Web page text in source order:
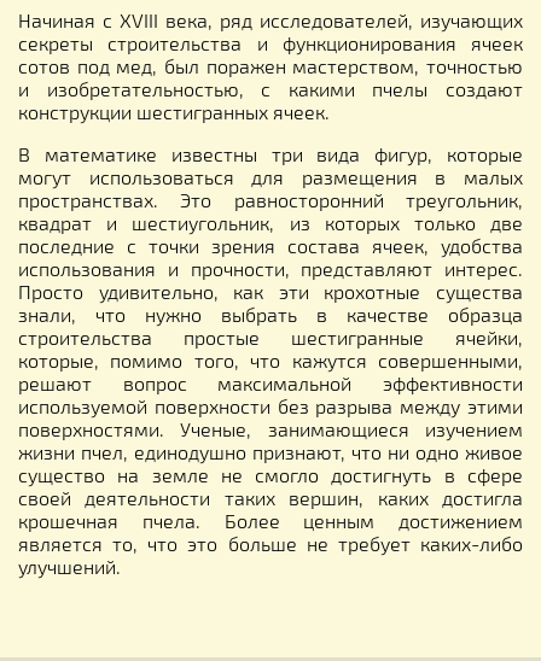
Начиная с XVIII века, ряд исследователей, изучающих
секреты строительства и функционирования ячеек
сотов под мед, был поражен мастерством, точностью
и изобретательностью, с какими пчелы создают
конструкции шестигранных ячеек.
В математике известны три вида фигур, которые
могут использоваться для размещения в малых
пространствах. Это равносторонний треугольник,
квадрат и шестиугольник, из которых только две
последние с точки зрения состава ячеек, удобства
использования и прочности, представляют интерес.
Просто удивительно, как эти крохотные существа
знали, что нужно выбрать в качестве образца
строительства простые шестигранные ячейки,
которые, помимо того, что кажутся совершенными,
решают вопрос максимальной эффективности
используемой поверхности без разрыва между этими
поверхностями. Ученые, занимающиеся изучением
жизни пчел, единодушно признают, что ни одно живое
существо на земле не смогло достигнуть в сфере
своей деятельности таких вершин, каких достигла
крошечная пчела. Более ценным достижением
является то, что это больше не требует каких-либо
улучшений.